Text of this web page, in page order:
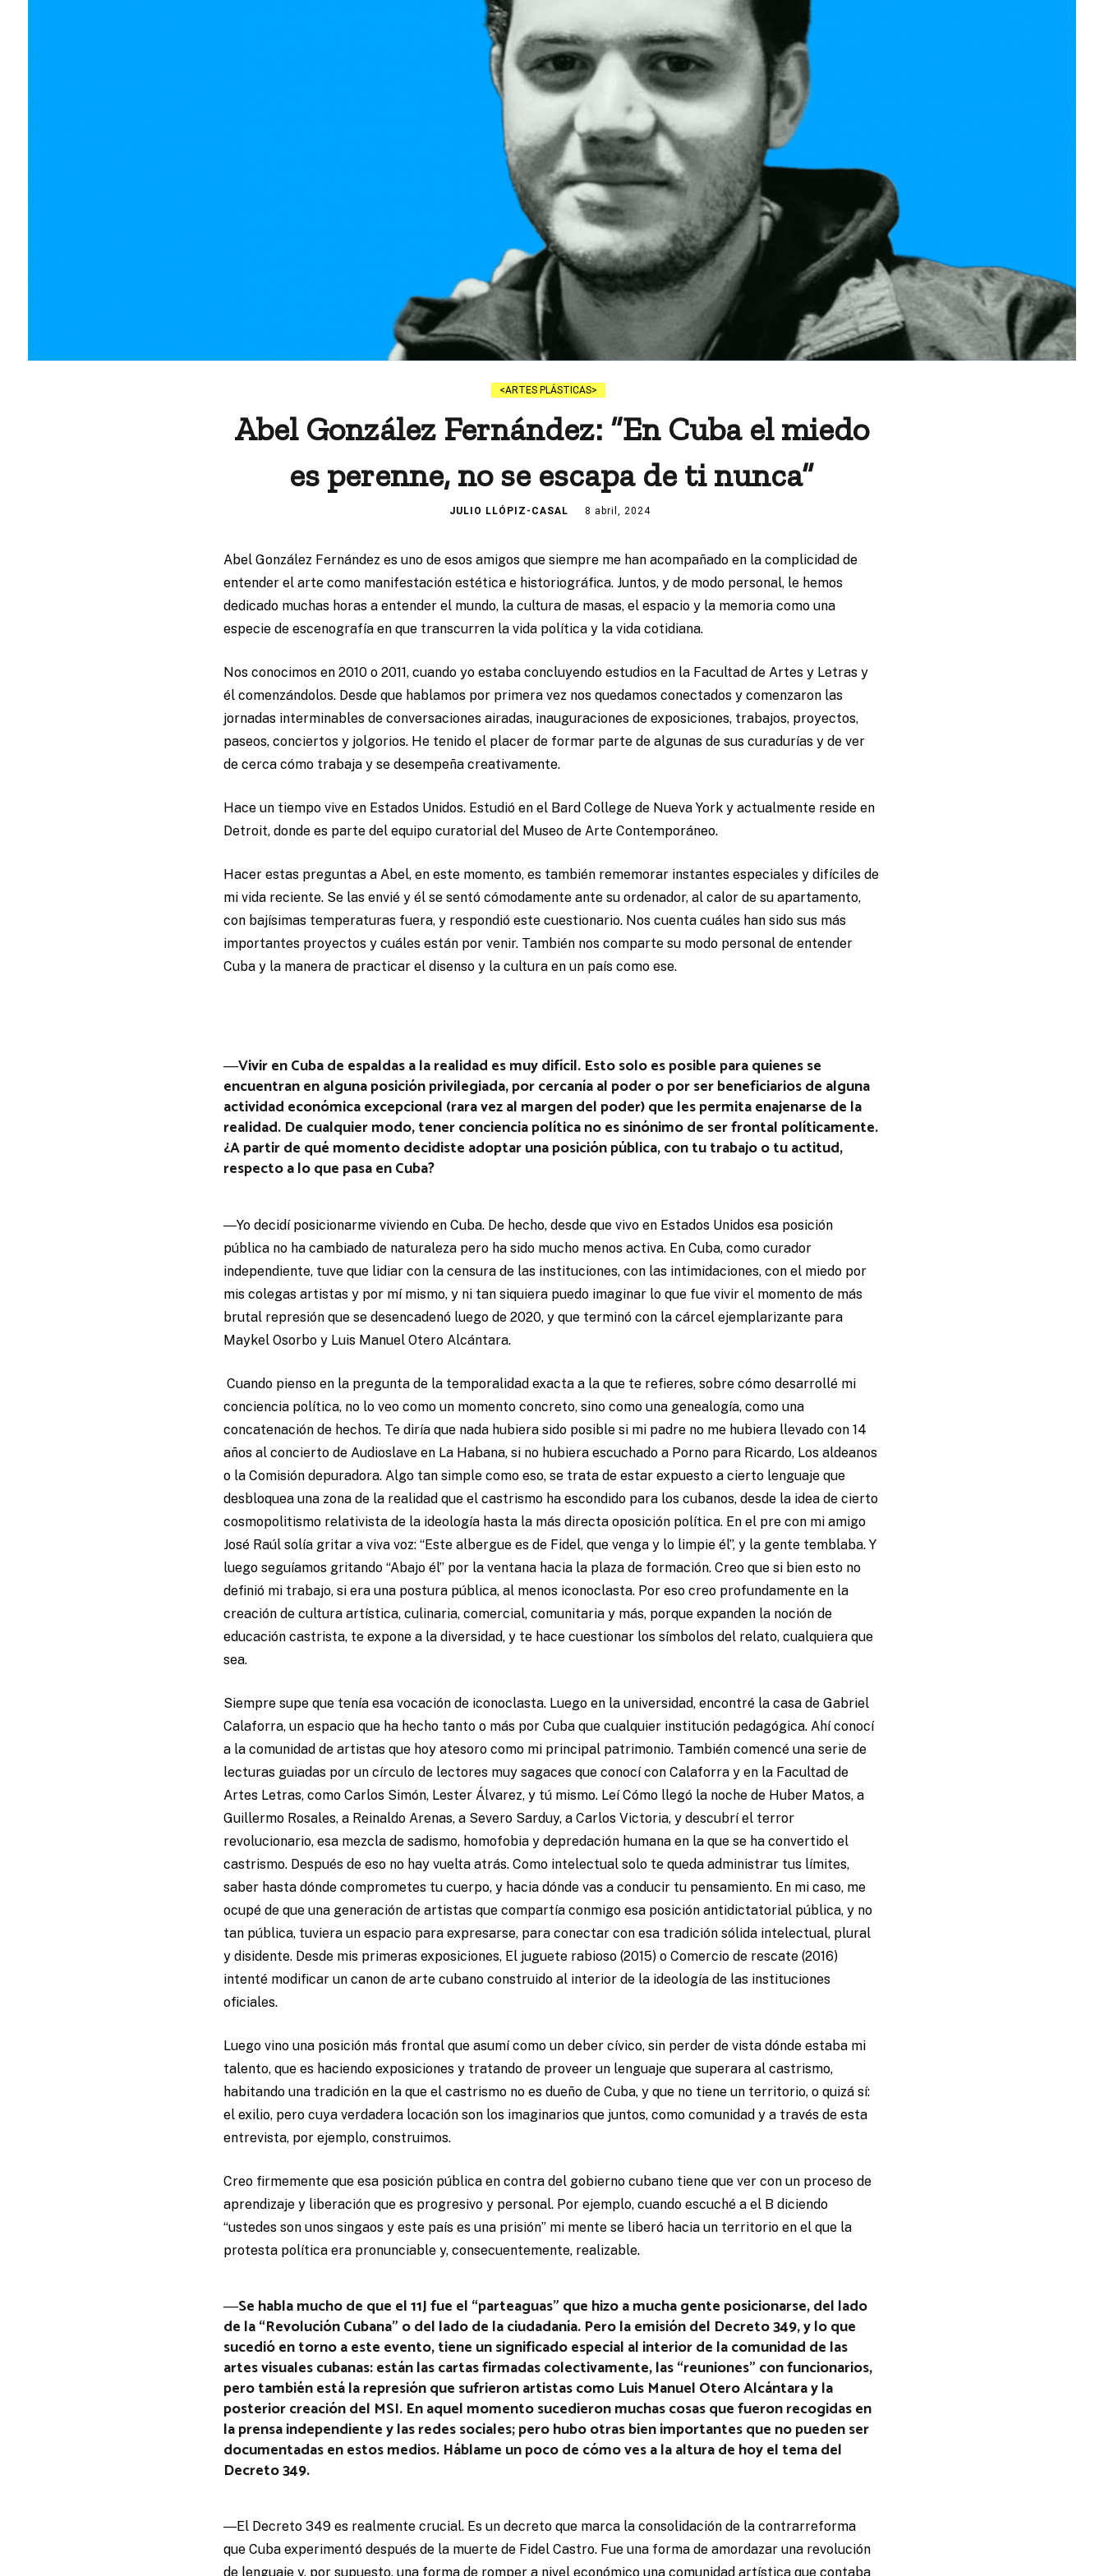
ARTES PLÁSTICAS
Abel González Fernández: “En Cuba el miedo
es perenne, no se escapa de ti nunca”
JULIO LLÓPIZ-CASAL 8 abril, 2024
Abel González Fernández es uno de esos amigos que siempre me han acompañado en la complicidad de
entender el arte como manifestación estética e historiográfica. Juntos, y de modo personal, le hemos
dedicado muchas horas a entender el mundo, la cultura de masas, el espacio y la memoria como una
especie de escenografía en que transcurren la vida política y la vida cotidiana.
Nos conocimos en 2010 o 2011, cuando yo estaba concluyendo estudios en la Facultad de Artes y Letras y
él comenzándolos. Desde que hablamos por primera vez nos quedamos conectados y comenzaron las
jornadas interminables de conversaciones airadas, inauguraciones de exposiciones, trabajos, proyectos,
paseos, conciertos y jolgorios. He tenido el placer de formar parte de algunas de sus curadurías y de ver
de cerca cómo trabaja y se desempeña creativamente.
Hace un tiempo vive en Estados Unidos. Estudió en el Bard College de Nueva York y actualmente reside en
Detroit, donde es parte del equipo curatorial del Museo de Arte Contemporáneo.
Hacer estas preguntas a Abel, en este momento, es también rememorar instantes especiales y difíciles de
mi vida reciente. Se las envié y él se sentó cómodamente ante su ordenador, al calor de su apartamento,
con bajísimas temperaturas fuera, y respondió este cuestionario. Nos cuenta cuáles han sido sus más
importantes proyectos y cuáles están por venir. También nos comparte su modo personal de entender
Cuba y la manera de practicar el disenso y la cultura en un país como ese.
―Vivir en Cuba de espaldas a la realidad es muy difícil. Esto solo es posible para quienes se
encuentran en alguna posición privilegiada, por cercanía al poder o por ser beneficiarios de alguna
actividad económica excepcional (rara vez al margen del poder) que les permita enajenarse de la
realidad. De cualquier modo, tener conciencia política no es sinónimo de ser frontal políticamente.
¿A partir de qué momento decidiste adoptar una posición pública, con tu trabajo o tu actitud,
respecto a lo que pasa en Cuba?
―Yo decidí posicionarme viviendo en Cuba. De hecho, desde que vivo en Estados Unidos esa posición
pública no ha cambiado de naturaleza pero ha sido mucho menos activa. En Cuba, como curador
independiente, tuve que lidiar con la censura de las instituciones, con las intimidaciones, con el miedo por
mis colegas artistas y por mí mismo, y ni tan siquiera puedo imaginar lo que fue vivir el momento de más
brutal represión que se desencadenó luego de 2020, y que terminó con la cárcel ejemplarizante para
Maykel Osorbo y Luis Manuel Otero Alcántara.
Cuando pienso en la pregunta de la temporalidad exacta a la que te refieres, sobre cómo desarrollé mi
conciencia política, no lo veo como un momento concreto, sino como una genealogía, como una
concatenación de hechos. Te diría que nada hubiera sido posible si mi padre no me hubiera llevado con 14
años al concierto de Audioslave en La Habana, si no hubiera escuchado a Porno para Ricardo, Los aldeanos
o la Comisión depuradora. Algo tan simple como eso, se trata de estar expuesto a cierto lenguaje que
desbloquea una zona de la realidad que el castrismo ha escondido para los cubanos, desde la idea de cierto
cosmopolitismo relativista de la ideología hasta la más directa oposición política. En el pre con mi amigo
José Raúl solía gritar a viva voz: “Este albergue es de Fidel, que venga y lo limpie él”, y la gente temblaba. Y
luego seguíamos gritando “Abajo él” por la ventana hacia la plaza de formación. Creo que si bien esto no
definió mi trabajo, si era una postura pública, al menos iconoclasta. Por eso creo profundamente en la
creación de cultura artística, culinaria, comercial, comunitaria y más, porque expanden la noción de
educación castrista, te expone a la diversidad, y te hace cuestionar los símbolos del relato, cualquiera que
sea.
Siempre supe que tenía esa vocación de iconoclasta. Luego en la universidad, encontré la casa de Gabriel
Calaforra, un espacio que ha hecho tanto o más por Cuba que cualquier institución pedagógica. Ahí conocí
a la comunidad de artistas que hoy atesoro como mi principal patrimonio. También comencé una serie de
lecturas guiadas por un círculo de lectores muy sagaces que conocí con Calaforra y en la Facultad de
Artes Letras, como Carlos Simón, Lester Álvarez, y tú mismo. Leí Cómo llegó la noche de Huber Matos, a
Guillermo Rosales, a Reinaldo Arenas, a Severo Sarduy, a Carlos Victoria, y descubrí el terror
revolucionario, esa mezcla de sadismo, homofobia y depredación humana en la que se ha convertido el
castrismo. Después de eso no hay vuelta atrás. Como intelectual solo te queda administrar tus límites,
saber hasta dónde comprometes tu cuerpo, y hacia dónde vas a conducir tu pensamiento. En mi caso, me
ocupé de que una generación de artistas que compartía conmigo esa posición antidictatorial pública, y no
tan pública, tuviera un espacio para expresarse, para conectar con esa tradición sólida intelectual, plural
y disidente. Desde mis primeras exposiciones, El juguete rabioso (2015) o Comercio de rescate (2016)
intenté modificar un canon de arte cubano construido al interior de la ideología de las instituciones
oficiales.
Luego vino una posición más frontal que asumí como un deber cívico, sin perder de vista dónde estaba mi
talento, que es haciendo exposiciones y tratando de proveer un lenguaje que superara al castrismo,
habitando una tradición en la que el castrismo no es dueño de Cuba, y que no tiene un territorio, o quizá sí:
el exilio, pero cuya verdadera locación son los imaginarios que juntos, como comunidad y a través de esta
entrevista, por ejemplo, construimos.
Creo firmemente que esa posición pública en contra del gobierno cubano tiene que ver con un proceso de
aprendizaje y liberación que es progresivo y personal. Por ejemplo, cuando escuché a el B diciendo
“ustedes son unos singaos y este país es una prisión” mi mente se liberó hacia un territorio en el que la
protesta política era pronunciable y, consecuentemente, realizable.
―Se habla mucho de que el 11J fue el “parteaguas” que hizo a mucha gente posicionarse, del lado
de la “Revolución Cubana” o del lado de la ciudadanía. Pero la emisión del Decreto 349, y lo que
sucedió en torno a este evento, tiene un significado especial al interior de la comunidad de las
artes visuales cubanas: están las cartas firmadas colectivamente, las “reuniones” con funcionarios,
pero también está la represión que sufrieron artistas como Luis Manuel Otero Alcántara y la
posterior creación del MSI. En aquel momento sucedieron muchas cosas que fueron recogidas en
la prensa independiente y las redes sociales; pero hubo otras bien importantes que no pueden ser
documentadas en estos medios. Háblame un poco de cómo ves a la altura de hoy el tema del
Decreto 349.
―El Decreto 349 es realmente crucial. Es un decreto que marca la consolidación de la contrarreforma
que Cuba experimentó después de la muerte de Fidel Castro. Fue una forma de amordazar una revolución
de lenguaje y, por supuesto, una forma de romper a nivel económico una comunidad artística que contaba